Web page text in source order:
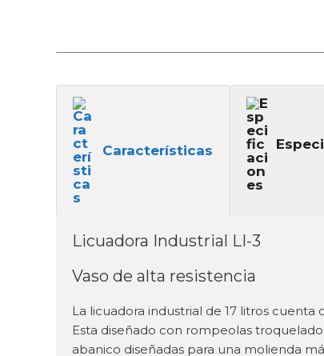
Características
Licuadora Industrial LI-3
Vaso de alta resistencia
La licuadora industrial de 17 litros
Esta diseñado con rompeolas
abanico diseñadas para una molienda